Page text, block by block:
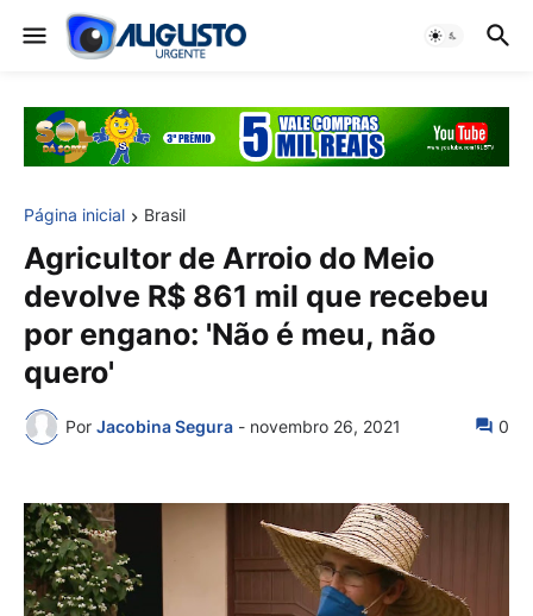
Página inicial Brasil
Agricultor de Arroio do Meio
devolve R$ 861 mil que recebeu
por engano: 'Não é meu, não
quero'
Por Jacobina Segura - novembro 26, 2021 0